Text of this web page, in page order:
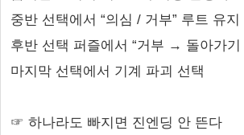
중반 선택에서 “의심 / 거부” 루트 유지
후반 선택 퍼즐에서 “거부 → 돌아가
마지막 선택에서 기계 파괴 선택
☞ 하나라도 빠지면 진엔딩 안 뜬다